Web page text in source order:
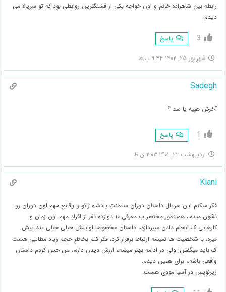
رابطه بین شاهزاده خانم و اون خواجه بکی از قشنگترین روابطی بود که تو سریالا می
دیدم
3 پاسخ
شهریور ۲۵, ۱۴۰۲ ۹:۴۴ ب.ظ
Sadegh
آخرش هپیه یا سد ؟
1 پاسخ
اردیبهشت ۲۲, ۱۴۰۱ ۲:۰۳ ق.ظ
Kiani
فکر میکنم این سریال داستانِ دورانِ سلطنتِ پادشاه ژائو و وقایعِ مهمِ اون دوران رو
نشون میده،، همینطور مختصر ب معرفیِ ۱۰ دوازده نفر از افرادِ مهمِ اون زمان و
کارهایی ک انجام دادن میپردازه،، داستان مخصوصا اوایلش خیلی خیلی تند پیش
میره، با شخصیت ها نمیشه ارتباط برقرار کرد، فکر کنم بخاطرِ حجم زیاد مطالبی هست
ک باید میگفتن! ولی در ادامه بهتر میشه،، ارزش دیدن داره،، من حس کردم داستان
واقعی باشه،، برای همین دیدم.
زیرنویس در آسیا مووی هست.